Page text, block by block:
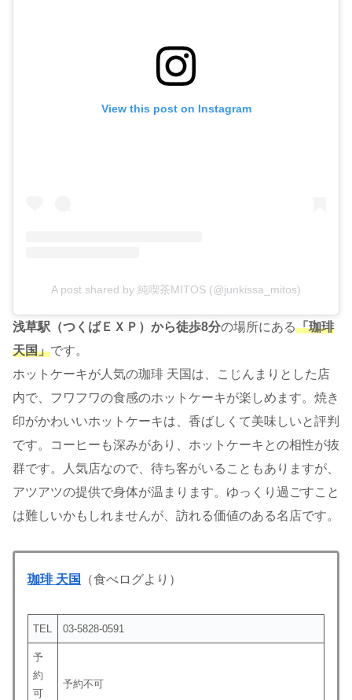
View this post on Instagram
A post shared by 純喫茶MITOS (@junkissa_mitos)
浅草駅（つくばＥＸＰ）から徒歩8分の場所にある「珈琲
天国」です。
ホットケーキが人気の珈琲 天国は、こじんまりとした店
内で、フワフワの食感のホットケーキが楽しめます。焼き
印がかわいいホットケーキは、香ばしくて美味しいと評判
です。コーヒーも深みがあり、ホットケーキとの相性が抜
群です。人気店なので、待ち客がいることもありますが、
アツアツの提供で身体が温まります。ゆっくり過ごすこと
は難しいかもしれませんが、訪れる価値のある名店です。
珈琲 天国 （食べログより）
TEL 03-5828-0591
予
約
可
予約不可